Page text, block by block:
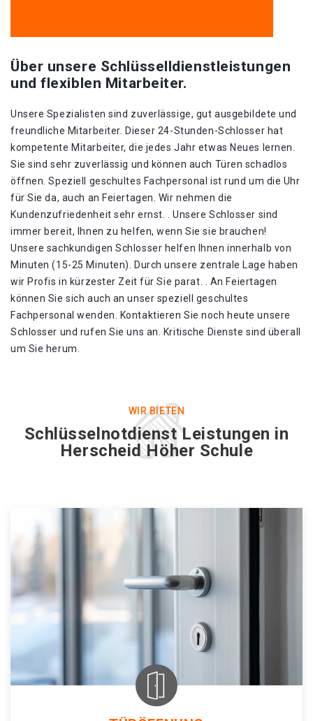
Über unsere Schlüsselldienstleistungen
und flexiblen Mitarbeiter.
Unsere Spezialisten sind zuverlässige, gut ausgebildete und
freundliche Mitarbeiter. Dieser 24-Stunden-Schlosser hat
kompetente Mitarbeiter, die jedes Jahr etwas Neues lernen.
Sie sind sehr zuverlässig und können auch Türen schadlos
öffnen. Speziell geschultes Fachpersonal ist rund um die Uhr
für Sie da, auch an Feiertagen. Wir nehmen die
Kundenzufriedenheit sehr ernst. . Unsere Schlosser sind
immer bereit, Ihnen zu helfen, wenn Sie sie brauchen!
Unsere sachkundigen Schlosser helfen Ihnen innerhalb von
Minuten (15-25 Minuten). Durch unsere zentrale Lage haben
wir Profis in kürzester Zeit für Sie parat. . An Feiertagen
können Sie sich auch an unser speziell geschultes
Fachpersonal wenden. Kontaktieren Sie noch heute unsere
Schlosser und rufen Sie uns an. Kritische Dienste sind überall
um Sie herum.
WIR BIETEN
Schlüsselnotdienst Leistungen in
Herscheid Höher Schule